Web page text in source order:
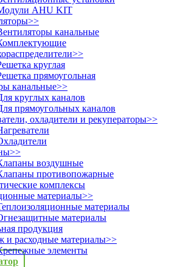
AHU KIT
>>
канальные
>>
круглая
прямоугольная
канальные>>
круглых каналов
прямоугольных каналов
охладители и рекуператоры>>
>>
воздушные
противопожарные
комплексы
материалы>>
материалы
материалы
продукция
и расходные материалы>>
элементы